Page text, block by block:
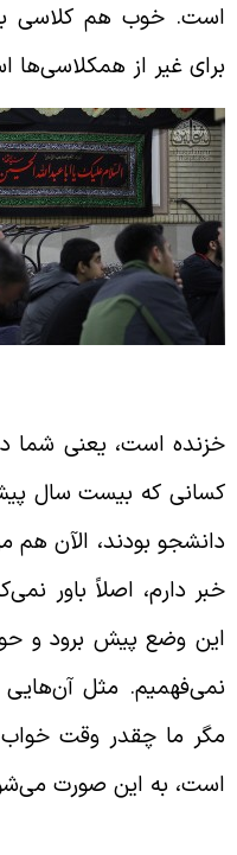
خوب هم کلاسی
غیر از
بودند، الآن هم
دارم، اصلاً باور
مثل آن‌هایی
ما چقدر وقت خواب
به این صورت